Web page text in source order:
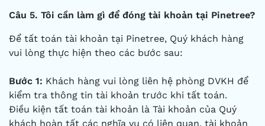
Câu 5. Tôi cần làm gì để đóng tài khoản tại Pinetree?
Để tất toán tài khoản tại Pinetree, Quý khách hàng
vui lòng thực hiện theo các bước sau:
Bước 1: Khách hàng vui lòng liên hệ phòng DVKH để
kiểm tra thông tin tài khoản trước khi tất toán.
Điều kiện tất toán tài khoản là Tài khoản của Quý
khách hoàn tất các nghĩa vụ có liên quan, tài khoản